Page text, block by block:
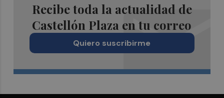
Recibe toda la actualidad de
Castellón Plaza en tu correo
Quiero suscribirme